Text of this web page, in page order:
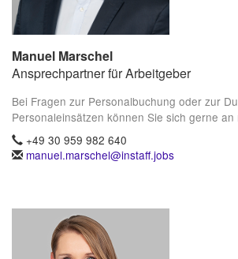
Manuel Marschel
Ansprechpartner für Arbeitgeber
Bei Fragen zur Personalbuchung oder zur
Personaleinsätzen können Sie sich gerne an
+49 30 959 982 640
manuel.marschel@instaff.jobs